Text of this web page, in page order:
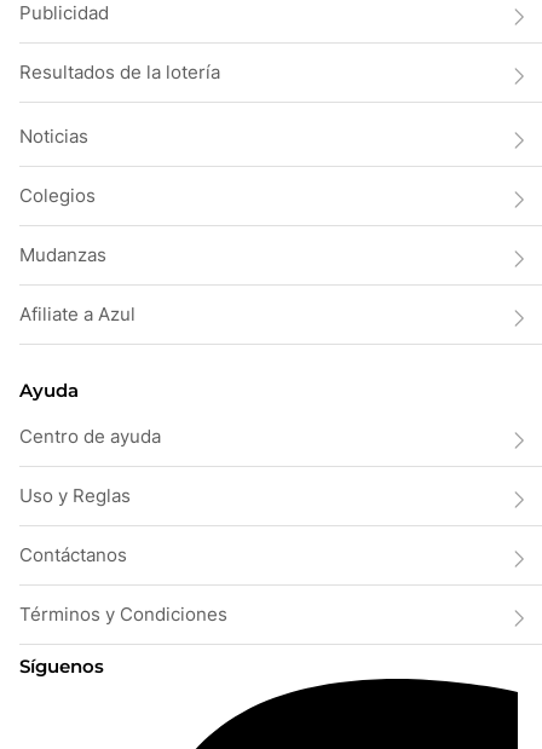
Publicidad
Resultados de la lotería
Noticias
Colegios
Mudanzas
Afiliate a Azul
Ayuda
Centro de ayuda
Uso y Reglas
Contáctanos
Términos y Condiciones
Síguenos